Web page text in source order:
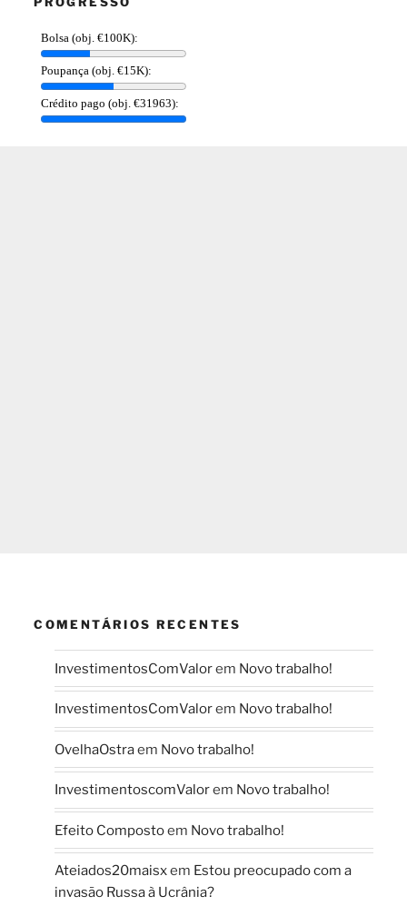
COMENTÁRIOS RECENTES
InvestimentosComValorem Novo trabalho!
InvestimentosComValorem Novo trabalho!
OvelhaOstraem Novo trabalho!
InvestimentoscomValorem Novo trabalho!
Efeito Compostoem Novo trabalho!
Ateiados20maisxem Estou preocupado com a
invasão Russa à Ucrânia?